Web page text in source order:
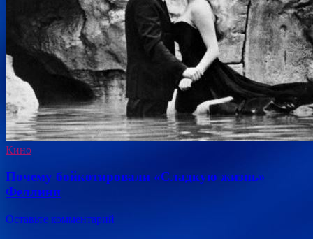
Кино
Почему бойкотировали «Сладкую жизнь»
Феллини
Оставьте комментарий